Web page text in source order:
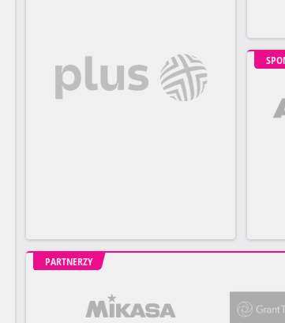
PARTNERZY